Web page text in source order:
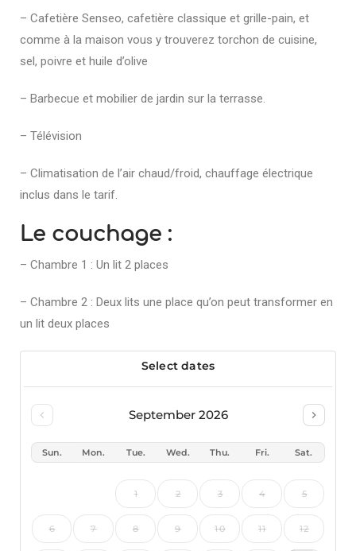
– Cafetière Senseo, cafetière classique et grille-pain, et
comme à la maison vous y trouverez torchon de cuisine,
sel, poivre et huile d’olive
– Barbecue et mobilier de jardin sur la terrasse.
– Télévision
– Climatisation de l’air chaud/froid, chauffage électrique
inclus dans le tarif.
Le couchage :
– Chambre 1 : Un lit 2 places
– Chambre 2 : Deux lits une place qu’on peut transformer en
un lit deux places